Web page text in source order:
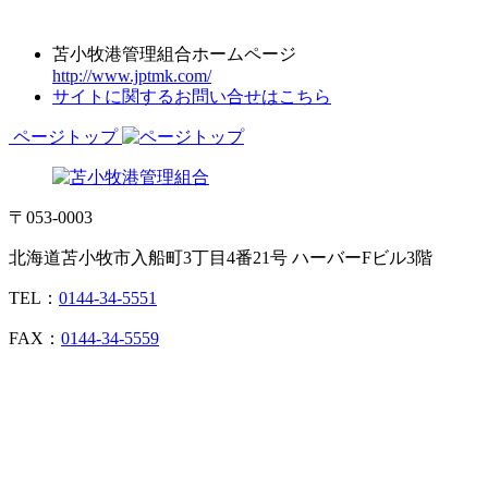
苫小牧港管理組合ホームページ
http://www.jptmk.com/
サイトに関するお問い合せはこちら
ページトップ
〒053-0003
北海道苫小牧市入船町3丁目4番21号 ハーバーFビル3階
TEL： 0144-34-5551
FAX： 0144-34-5559